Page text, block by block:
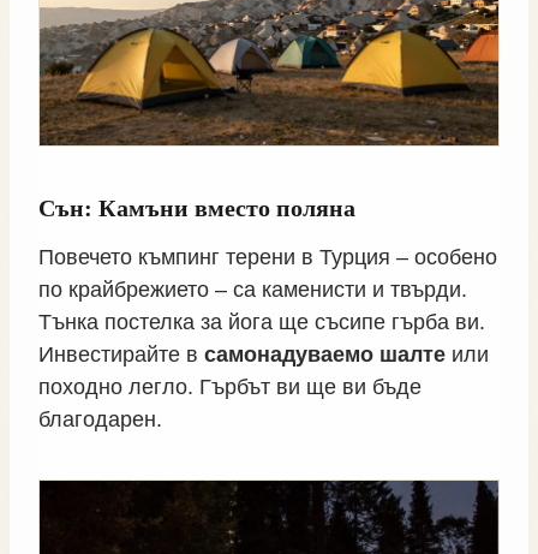
Сън: Камъни вместо поляна
Повечето къмпинг терени в Турция – особено
по крайбрежието – са каменисти и твърди.
Тънка постелка за йога ще съсипе гърба ви.
Инвестирайте в самонадуваемо шалте или
походно легло. Гърбът ви ще ви бъде
благодарен.